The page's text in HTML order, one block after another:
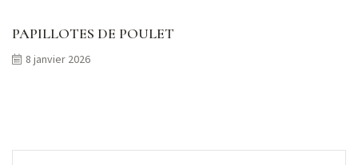
PAPILLOTES DE POULET
8 janvier 2026